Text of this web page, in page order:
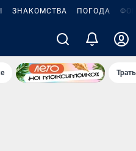
ЗНАКОМСТВА ПОГОДА